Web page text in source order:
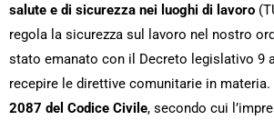
salute e di sicurezza nei luoghi di lavoro
regola la sicurezza sul lavoro nel nostro
stato emanato con il Decreto legislativo 9
recepire le direttive comunitarie in materia.
2087 del Codice Civile, secondo cui